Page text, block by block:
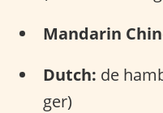
Mandarin
Dutch: de
ger)